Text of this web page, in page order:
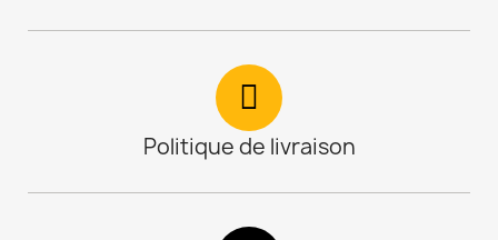
Politique de livraison